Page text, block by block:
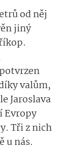
od něj
jiný
valům,
Jaroslava
Evropy
Tři z nich
u nás.